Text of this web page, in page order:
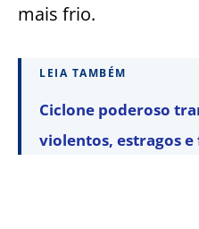
mais frio.
LEIA TAMBÉM
Ciclone poderoso
violentos, estragos e